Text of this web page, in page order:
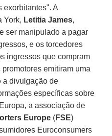
exorbitantes". A
York, Letitia James,
ser manipulado a pagar
e os torcedores
ingressos que compram
emitiram uma
a divulgação de
específicas sobre
a associação de
Europe (FSE)
Euroconsumers